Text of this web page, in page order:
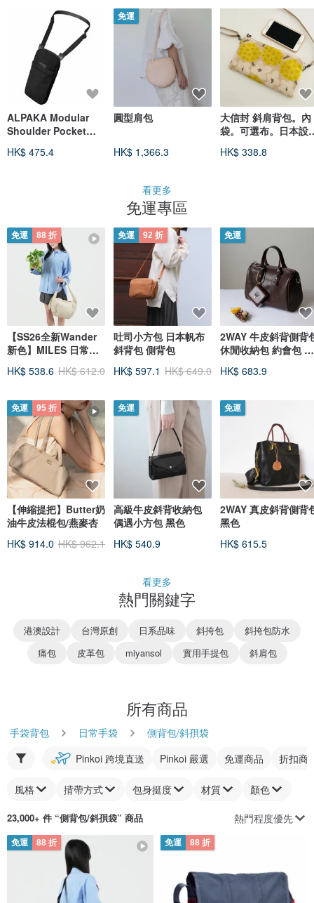
ALPAKA Modular
Shoulder Pocket
HK$ 475.4
免運
圓型肩包
HK$ 1,366.3
大信封 斜肩背包。內
袋。可選布。日本設
HK$ 338.8
看更多
免運專區
免運 88 折
【SS26全新Wander
新色】MILES 日常斜
HK$ 538.6 HK$ 612.0
免運 95 折
【伸縮提把】Butter奶
油牛皮法棍包/燕麥杏
HK$ 914.0 HK$ 962.1
免運 92 折
吐司小方包 日本帆布
斜背包 側背包
HK$ 597.1 HK$ 649.0
免運
高級牛皮斜背收納包
偶遇小方包 黑色
HK$ 540.9
免運
2WAY 牛皮斜背側背
休閒收納包 約會包 可
HK$ 683.9
免運
2WAY 真皮斜背側背
黑色
HK$ 615.5
看更多
熱門關鍵字
港澳設計 台灣原創 日系品味 斜挎包
斜挎包防水
痛包
皮革包 miyansol 實用手提包 斜肩包
所有商品
手袋背包 日常手袋
側背包/斜孭袋
Pinkoi 跨境直送
Pinkoi 嚴選 免運商品 折扣商
風格 揹帶方式 包身挺度 材質 顏色
23,000+ 件 “側背包/斜孭袋” 商品 熱門程度優先
免運 88 折 免運 88 折